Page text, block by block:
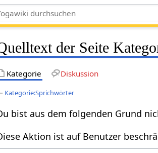
der Seite
Kategorie Diskussion
Kategorie:Sprichwörter
bist aus dem folgenden Grund
Aktion ist auf Benutzer